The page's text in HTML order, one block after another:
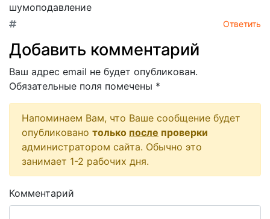
шумоподавление
Ответить
Добавить комментарий
Ваш адрес email не будет опубликован.
Обязательные поля помечены *
Напоминаем Вам, что Ваше сообщение будет
опубликовано только после проверки
администратором сайта. Обычно это
занимает 1-2 рабочих дня.
Комментарий